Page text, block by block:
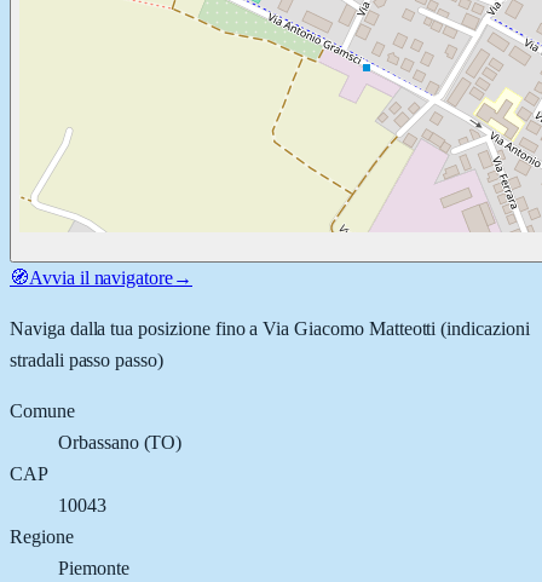
🧭Avvia il navigatore→
Naviga dalla tua posizione fino aVia Giacomo Matteotti (indicazioni
stradali passo passo)
Comune
Orbassano(TO)
CAP
10043
Regione
Piemonte